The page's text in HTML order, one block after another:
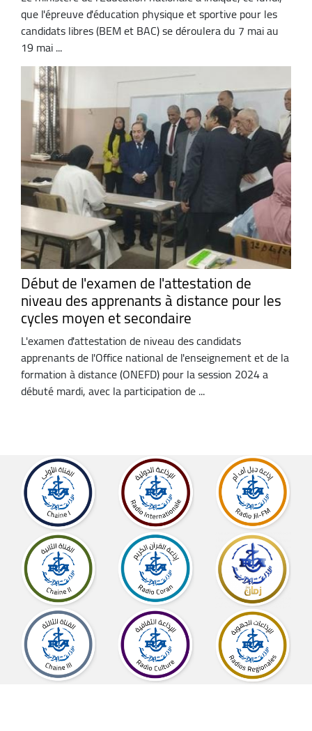
que l'épreuve d'éducation physique et sportive pour les
candidats libres (BEM et BAC) se déroulera du 7 mai au
19 mai ...
Début de l'examen de l'attestation de
niveau des apprenants à distance pour les
cycles moyen et secondaire
L'examen d'attestation de niveau des candidats
apprenants de l'Office national de l'enseignement et de la
formation à distance (ONEFD) pour la session 2024 a
débuté mardi, avec la participation de ...